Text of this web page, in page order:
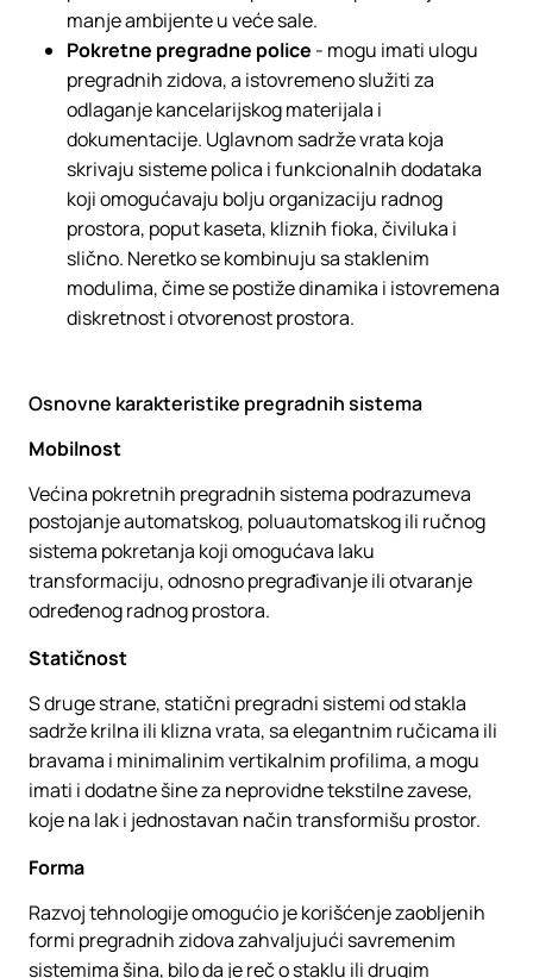
manje ambijente u veće sale.
Pokretne pregradne police - mogu imati ulogu
pregradnih zidova, a istovremeno služiti za
odlaganje kancelarijskog materijala i
dokumentacije. Uglavnom sadrže vrata koja
skrivaju sisteme polica i funkcionalnih dodataka
koji omogućavaju bolju organizaciju radnog
prostora, poput kaseta, kliznih fioka, čiviluka i
slično. Neretko se kombinuju sa staklenim
modulima, čime se postiže dinamika i istovremena
diskretnost i otvorenost prostora.
Osnovne karakteristike pregradnih sistema
Mobilnost
Većina pokretnih pregradnih sistema podrazumeva
postojanje automatskog, poluautomatskog ili ručnog
sistema pokretanja koji omogućava laku
transformaciju, odnosno pregrađivanje ili otvaranje
određenog radnog prostora.
Statičnost
S druge strane, statični pregradni sistemi od stakla
sadrže krilna ili klizna vrata, sa elegantnim ručicama ili
bravama i minimalinim vertikalnim profilima, a mogu
imati i dodatne šine za neprovidne tekstilne zavese,
koje na lak i jednostavan način transformišu prostor.
Forma
Razvoj tehnologije omogućio je korišćenje zaobljenih
formi pregradnih zidova zahvaljujući savremenim
sistemima šina, bilo da je reč o staklu ili drugim